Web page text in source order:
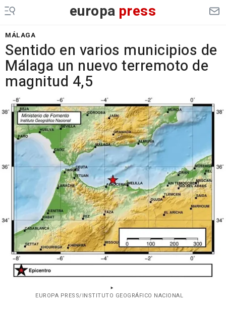
europa press
MÁLAGA
Sentido en varios municipios de
Málaga un nuevo terremoto de
magnitud 4,5
EUROPA PRESS/INSTITUTO GEOGRÁFICO NACIONAL